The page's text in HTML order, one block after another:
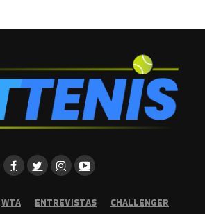
WTA ENTREVISTAS CHALLENGER